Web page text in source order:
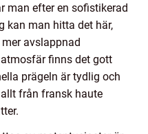
man efter en sofistikerad
kan man hitta det här,
avslappnad
finns det gott
prägeln är tydlig och
från fransk haute